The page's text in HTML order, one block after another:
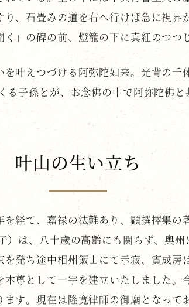
、石畳みの道を右へ行けば急に視界
」の碑の前、燈籠の下に真紅のつつ
叶えつづける阿弥陀如来。光背の千
る子孫とが、お念佛の中で阿弥陀佛
叶山の生い立ち
経て、嘉禄の法難あり、顕撰擇集の
）は、八十歳の高齢にも関らず、奥州
発ち途中相州飯山にて示寂、實成房
尊として一宇を建立いたしました。
す。現在は隆寛律師の御廟となって